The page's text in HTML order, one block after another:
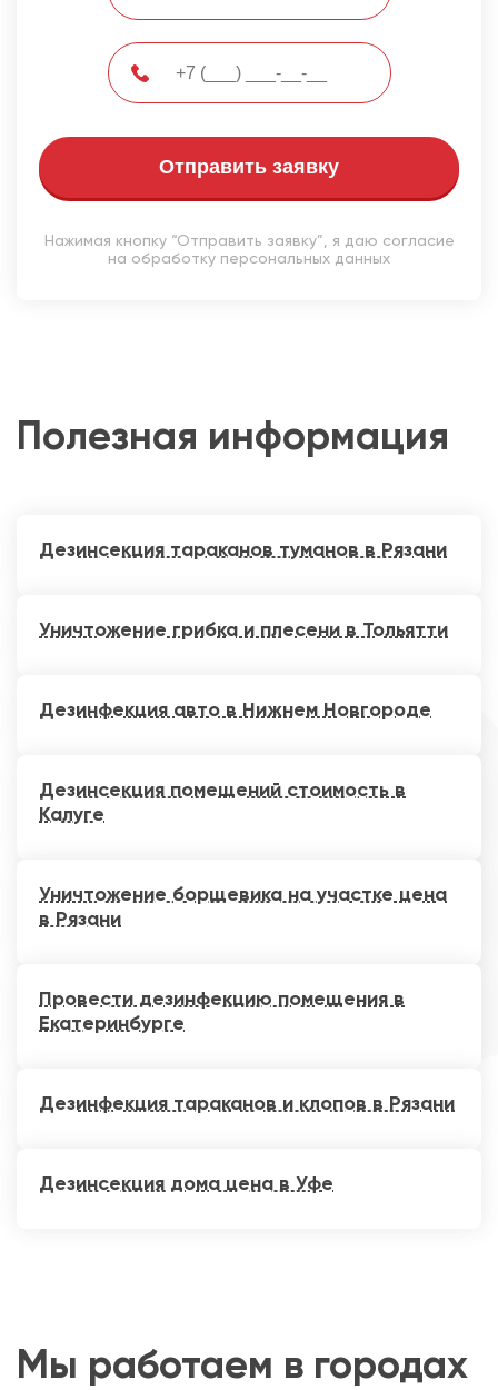
Отправить заявку
Нажимая кнопку “Отправить заявку”, я даю согласие
на обработку персональных данных
Полезная информация
Дезинсекция тараканов туманов в Рязани
Уничтожение грибка и плесени в Тольятти
Дезинфекция авто в Нижнем Новгороде
Дезинсекция помещений стоимость в
Калуге
Уничтожение борщевика на участке цена
в Рязани
Провести дезинфекцию помещения в
Екатеринбурге
Дезинфекция тараканов и клопов в Рязани
Дезинсекция дома цена в Уфе
Мы работаем в городах